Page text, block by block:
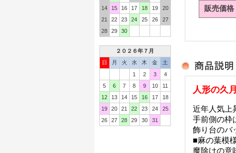
14
15 16 17 18 19
20
21
22 23 24 25 26
27
28
29 30
２０２６年７月
日
月 火 水 木 金
土
1
2 3
4
5
6 7 8 9 10
11
12
13 14 15 16 17
18
19
20 21 22 23 24
25
26
27 28 29 30 31
販売価格
人形の久
近年人気上
手前側の枠
飾り台のバ
■麻の葉模
魔除けの意